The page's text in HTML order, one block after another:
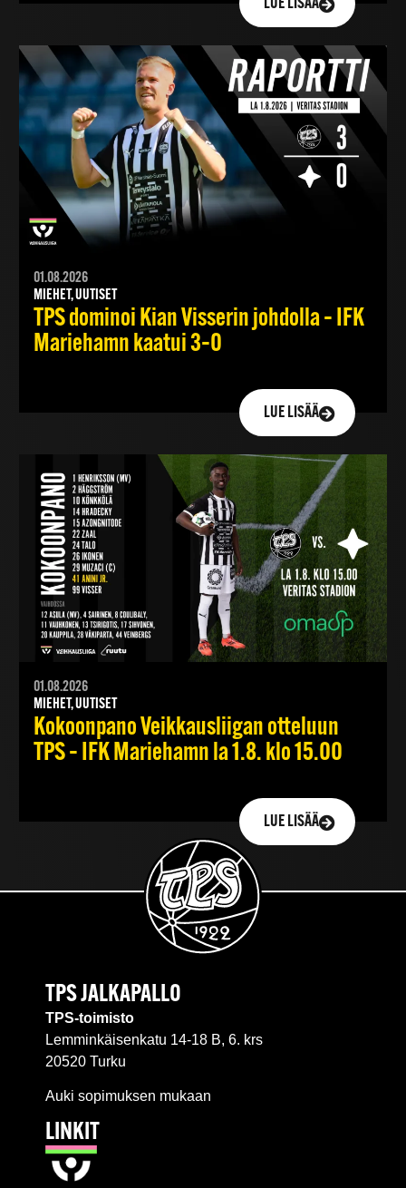
LUE LISÄÄ
01.08.2026
MIEHET, UUTISET
TPS dominoi Kian Visserin johdolla – IFK
Mariehamn kaatui 3–0
LUE LISÄÄ
01.08.2026
MIEHET, UUTISET
Kokoonpano Veikkausliigan otteluun
TPS – IFK Mariehamn la 1.8. klo 15.00
LUE LISÄÄ
TPS JALKAPALLO
TPS-toimisto
Lemminkäisenkatu 14-18 B, 6. krs
20520 Turku
Auki sopimuksen mukaan
LINKIT